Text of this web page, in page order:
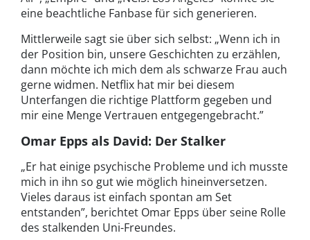
eine beachtliche Fanbase für sich generieren.
Mittlerweile sagt sie über sich selbst: „Wenn ich in
der Position bin, unsere Geschichten zu erzählen,
dann möchte ich mich dem als schwarze Frau auch
gerne widmen. Netflix hat mir bei diesem
Unterfangen die richtige Plattform gegeben und
mir eine Menge Vertrauen entgegengebracht.”
Omar Epps als David: Der Stalker
„Er hat einige psychische Probleme und ich musste
mich in ihn so gut wie möglich hineinversetzen.
Vieles daraus ist einfach spontan am Set
entstanden”, berichtet Omar Epps über seine Rolle
des stalkenden Uni-Freundes.